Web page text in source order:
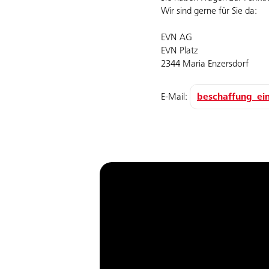
Wir sind gerne für Sie da:
EVN AG
EVN Platz
2344 Maria Enzersdorf
E-Mail: